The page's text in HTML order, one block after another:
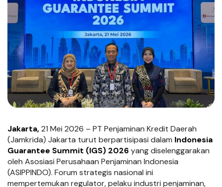
Jakarta,21 Mei 2026 – PT Penjaminan Kredit Daerah
(Jamkrida) Jakarta turut berpartisipasi dalam Indonesia
Guarantee Summit (IGS) 2026yang diselenggarakan
oleh Asosiasi Perusahaan Penjaminan Indonesia
(ASIPPINDO). Forum strategis nasional ini
mempertemukan regulator, pelaku industri penjaminan,